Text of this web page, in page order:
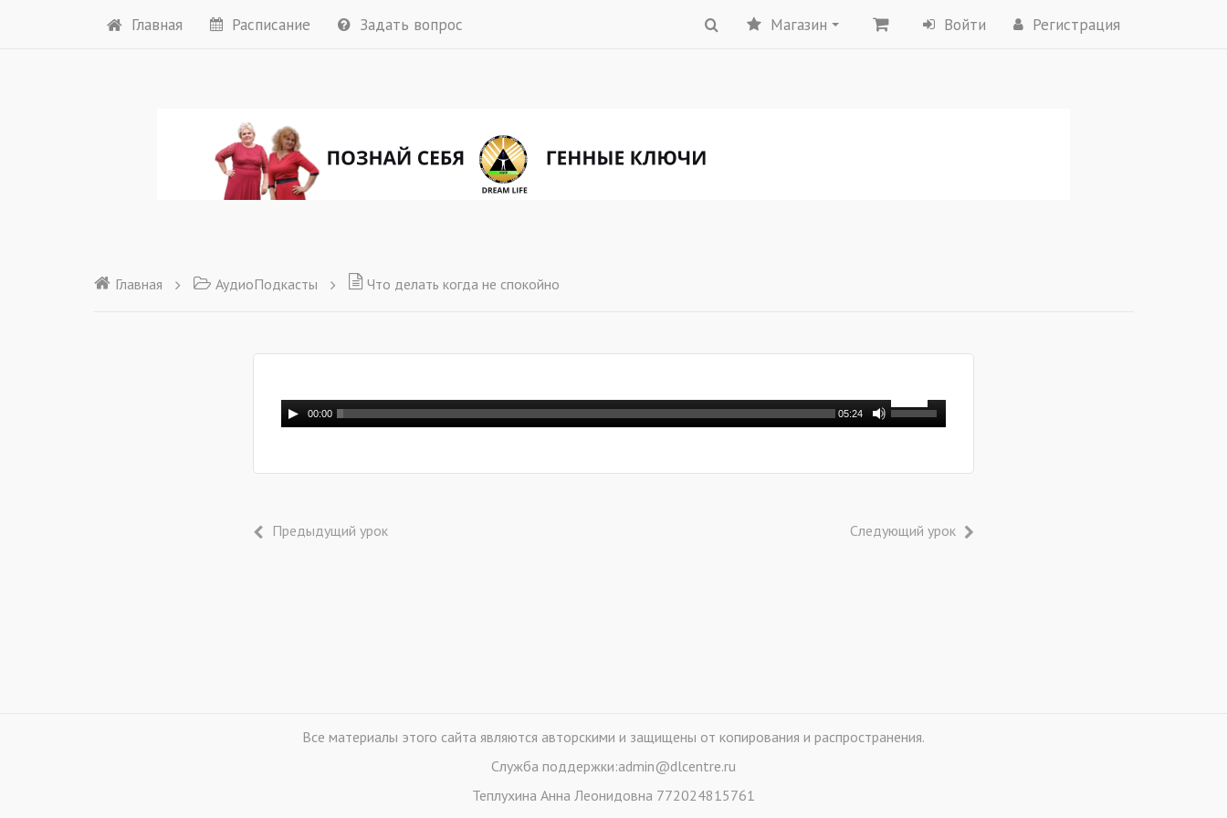
Главная Расписание Задать вопрос Магазин Войти Регистрация
Главная АудиоПодкасты Что делать когда не спокойно
00:00 05:24
Предыдущий урок Следующий урок
Все материалы этого сайта являются авторскими и защищены от копирования и распространения.
Служба поддержки:admin@dlcentre.ru
Теплухина Анна Леонидовна 772024815761